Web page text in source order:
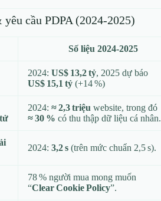
cầu PDPA (2024‑2025)
Số liệu 2024‑2025
2024: US$ 13,2 tỷ, 2025 dự báo
US$ 15,1 tỷ (+14 %)
2024: ≈ 2,3 triệu website, trong đó
≈ 30 % có thu thập dữ liệu cá nhân.
2024: 3,2 s (trên mức chuẩn 2,5 s).
78 % người mua mong muốn
“Clear Cookie Policy”.